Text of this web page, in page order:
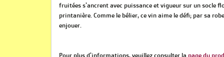
fruitées s'ancrent avec puissance et vigueur sur un socle
printanière. Comme le bélier, ce vin aime le défi; par sa
enjouer.
Pour plus d'informations, veuillez consulter la page du